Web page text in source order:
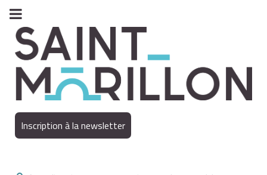
Inscription à la newsletter